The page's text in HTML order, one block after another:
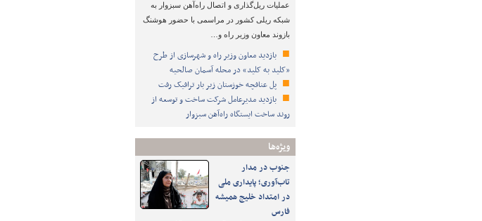
عملیات ریل‌گذاری و اتصال راه‌آهن سبزوار به
شبکه ریلی کشور در مراسمی با حضور هوشنگ
بازوند معاون وزیر راه و…
بازدید معاون وزیر راه و شهرسازی از طرح
«کلید به کلید» در محله آسمان صالحیه
پل عنافچه خوزستان زیر بار ترافیک رفت
بازدید مدیرعامل شرکت ساخت و توسعه از
روند ساخت ایستگاه راه‌آهن سبزوار
ویژه‌ها
جنوب در مدار
تاب‌آوری؛ پایداری ملی
در امتداد خلیج همیشه
فارس